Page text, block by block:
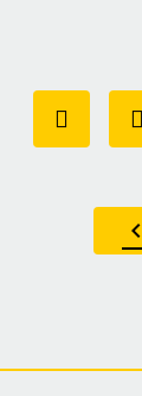
chevron_left